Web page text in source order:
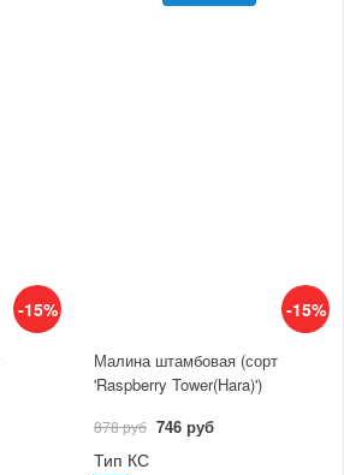
-15% -15%
Малина штамбовая (сорт
'Raspberry Tower(Hara)')
878 руб 746 руб
Тип КС